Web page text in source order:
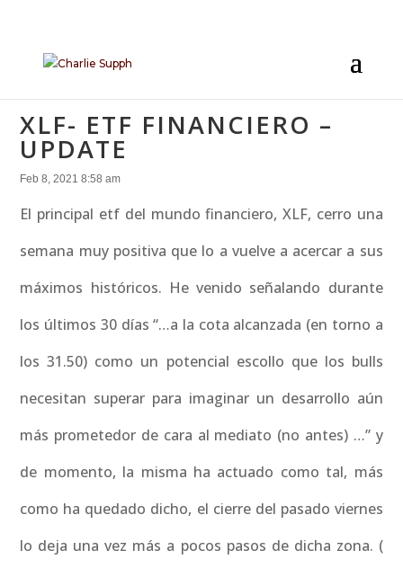
XLF- ETF FINANCIERO –
UPDATE
Feb 8, 2021 8:58 am
El principal etf del mundo financiero, XLF, cerro una
semana muy positiva que lo a vuelve a acercar a sus
máximos históricos. He venido señalando durante
los últimos 30 días “…a la cota alcanzada (en torno a
los 31.50) como un potencial escollo que los bulls
necesitan superar para imaginar un desarrollo aún
más prometedor de cara al mediato (no antes) …” y
de momento, la misma ha actuado como tal, más
como ha quedado dicho, el cierre del pasado viernes
lo deja una vez más a pocos pasos de dicha zona. (